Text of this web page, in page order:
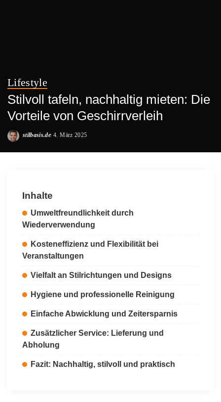
Lifestyle
Stilvoll tafeln, nachhaltig mieten: Die
Vorteile von Geschirrverleih
Posted
stilbasis.de 4. März 2025
Inhalte
Umweltfreundlichkeit durch
Wiederverwendung
Kosteneffizienz und Flexibilität bei
Veranstaltungen
Vielfalt an Stilrichtungen und Designs
Hygiene und professionelle Reinigung
Einfache Abwicklung und Zeitersparnis
Zusätzlicher Service: Lieferung und
Abholung
Fazit: Nachhaltig, stilvoll und praktisch